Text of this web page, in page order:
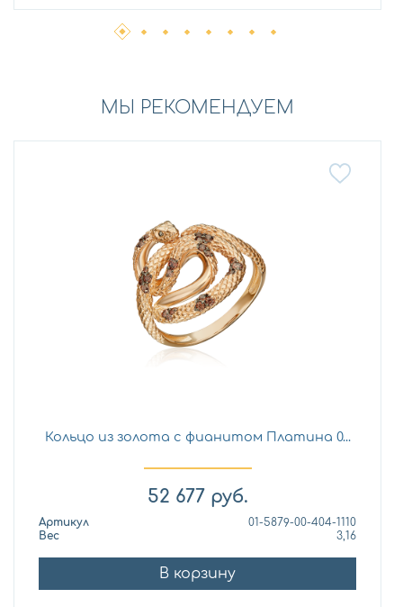
МЫ РЕКОМЕНДУЕМ
Кольцо из золота с фианитом Платина 0...
52 677 руб.
Артикул
01-5879-00-404-1110
Вес
3,16
В корзину